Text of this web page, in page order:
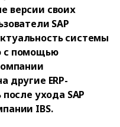
версии своих
SAP
системы
с помощью
другие ERP-
ухода SAP
IBS.